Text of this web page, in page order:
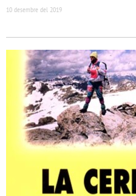
10 desembre del 2019